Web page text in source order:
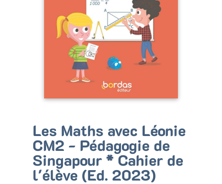
Bénéficiez de tarifs préférentiels
Téléchargez des ressources gratuites
Recevez des informations sur nos nouveautés
Les Maths avec Léonie
CM2 - Pédagogie de
Singapour * Cahier de
l'élève (Ed. 2023)